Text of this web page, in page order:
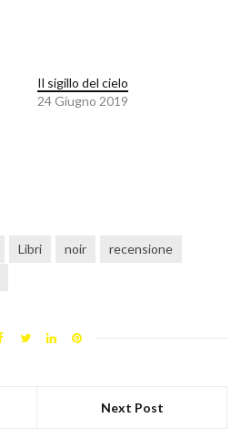
Il sigillo del cielo
24 Giugno 2019
Libri noir
recensione
Next Post